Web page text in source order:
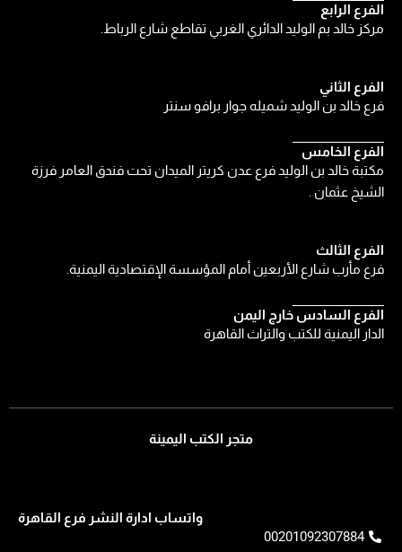
الفرع الثالث
فرع مأرب شارع الأربعين أمام المؤسسة الإقتصادية اليمنية.
الفرع السادس خارج اليمن
الدار اليمنية للكتب والتراث القاهرة
الفرع الثاني
فرع خالد بن الوليد شميله جوار برافو سنتر
الفرع الخامس
مكتبة خالد بن الوليد فرع عدن كريتر الميدان تحت فندق العامر فرزة
الشيخ عثمان .
الفرع الرابع
مركز خالد بم الوليد الدائري الغربي تقاطع شارع الرباط.
متجر الكتب اليمينة
واتساب ادارة النشر فرع القاهرة
00201092307884